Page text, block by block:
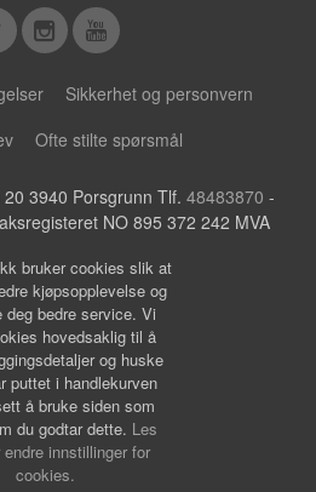
Sikkerhet og personvern
Ofte stilte spørsmål
3940 Porsgrunn Tlf. 48483870 -
NO 895 372 242 MVA
bruker cookies slik at
kjøpsopplevelse og
deg bedre service. Vi
hovedsaklig til å
og huske
puttet i handlekurven
å bruke siden som
du godtar dette. Les
endre innstillinger for
cookies.